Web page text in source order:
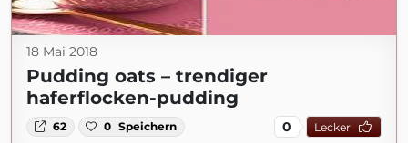
18 Mai 2018
Pudding oats – trendiger
haferflocken-pudding
62 0 Speichern 0 Lecker